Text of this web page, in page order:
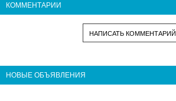
КОММЕНТАРИИ
НАПИСАТЬ КОММЕНТАРИЙ
НОВЫЕ ОБЪЯВЛЕНИЯ